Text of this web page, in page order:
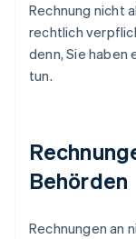
Rechnung nicht
rechtlich
denn, Sie haben
tun.
Behörden
Rechnungen an